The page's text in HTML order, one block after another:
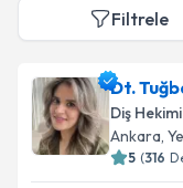
Filtrele
Dt.
Diş Hekimi
Ankara,
5 (316